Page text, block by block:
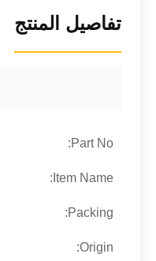
تفاصيل المنتج
Part No:
Item Name:
Packing:
Origin: